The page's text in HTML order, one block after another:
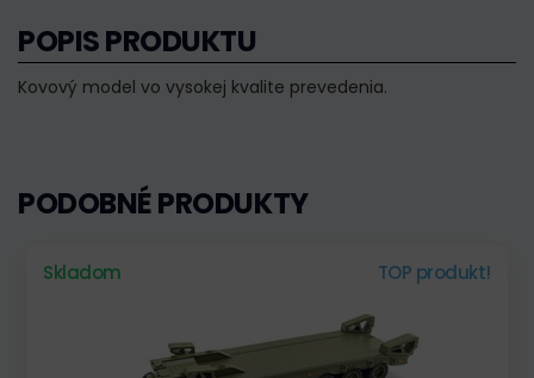
POPIS PRODUKTU
Kovový model vo vysokej kvalite prevedenia.
PODOBNÉ PRODUKTY
Skladom TOP produkt!